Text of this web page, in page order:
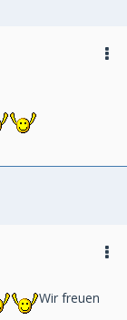
Wir freuen